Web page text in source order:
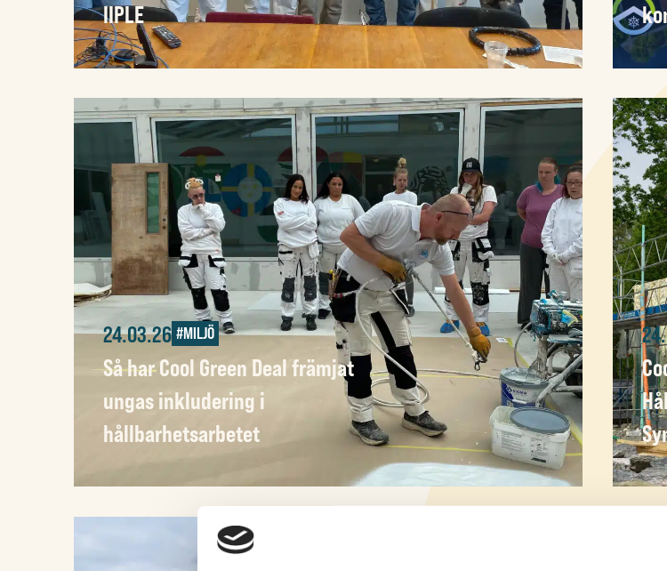
IIPLE
24.03.26 #MILJÖ
Så har Cool Green Deal främjat
ungas inkludering i
hållbarhetsarbetet